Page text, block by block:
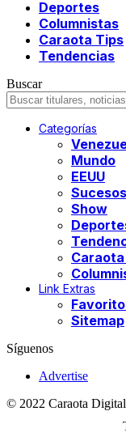
Deportes
Columnistas
Caraota Tips
Tendencias
Buscar
Categorías
Mundo
EEUU
Sucesos
Show
Link Extras
Sitemap
Síguenos
Advertise
© 2022 Caraota